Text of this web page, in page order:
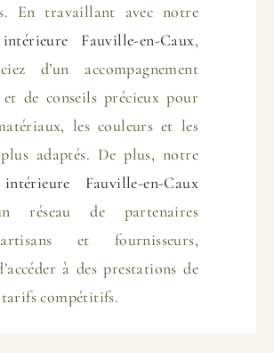
En travaillant avec notre
Fauville-en-Caux,
d’un accompagnement
et de conseils précieux pour
les couleurs et les
adaptés. De plus, notre
Fauville-en-Caux
réseau de partenaires
et fournisseurs,
à des prestations de
compétitifs.